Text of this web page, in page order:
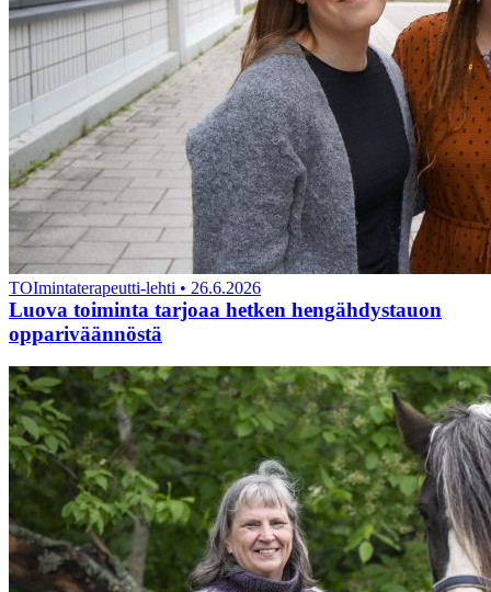
TOImintaterapeutti-lehti • 26.6.2026
Luova toiminta tarjoaa hetken hengähdystauon
oppariväännöstä